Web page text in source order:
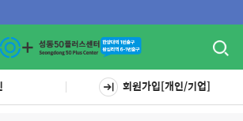
회원가입[개인/기업]